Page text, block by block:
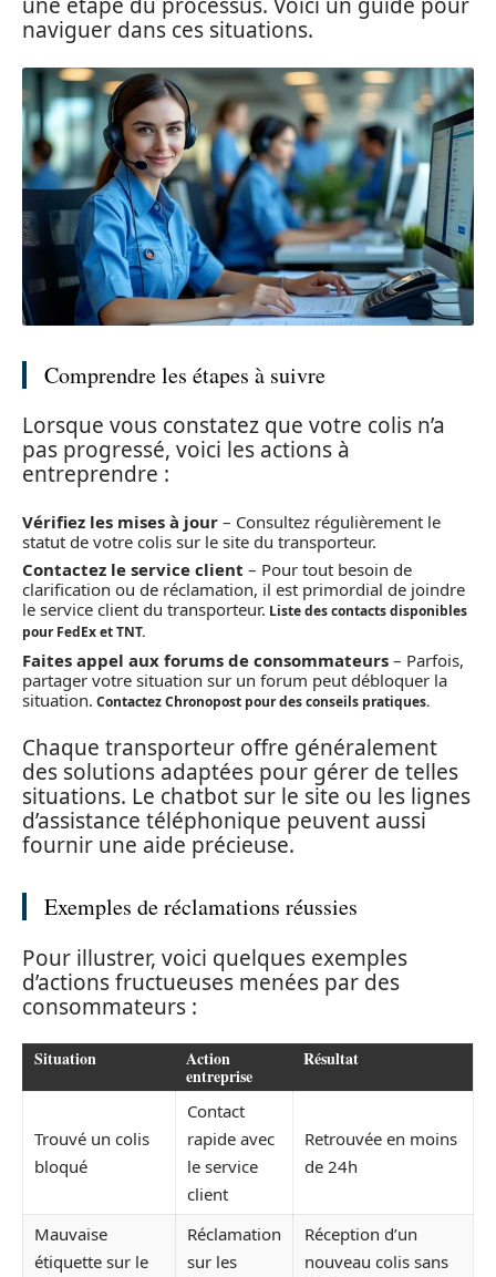
une étape du processus. Voici un guide pour
naviguer dans ces situations.
Comprendre les étapes à suivre
Lorsque vous constatez que votre colis n’a
pas progressé, voici les actions à
entreprendre :
Vérifiez les mises à jour – Consultez régulièrement le
statut de votre colis sur le site du transporteur.
Contactez le service client – Pour tout besoin de
clarification ou de réclamation, il est primordial de joindre
le service client du transporteur. Liste des contacts disponibles
pour FedEx et TNT.
Faites appel aux forums de consommateurs – Parfois,
partager votre situation sur un forum peut débloquer la
situation. Contactez Chronopost pour des conseils pratiques.
Chaque transporteur offre généralement
des solutions adaptées pour gérer de telles
situations. Le chatbot sur le site ou les lignes
d’assistance téléphonique peuvent aussi
fournir une aide précieuse.
Exemples de réclamations réussies
Pour illustrer, voici quelques exemples
d’actions fructueuses menées par des
consommateurs :
Situation Action
entreprise
Résultat
Trouvé un colis
bloqué
Contact
rapide avec
le service
client
Retrouvée en moins
de 24h
Mauvaise
étiquette sur le
Réclamation
sur les
Réception d’un
nouveau colis sans